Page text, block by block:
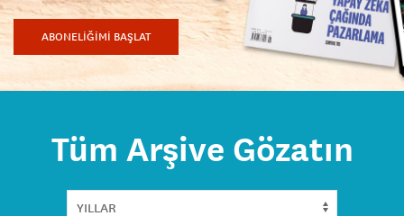
ABONELİĞİMİ BAŞLAT
Tüm Arşive Gözatın